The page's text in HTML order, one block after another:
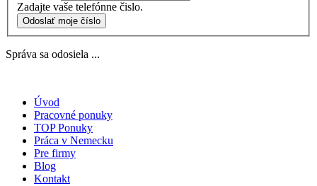
Zadajte vaše telefónne čislo.
Odoslať moje číslo
Správa sa odosiela ...
Úvod
Pracovné ponuky
TOP Ponuky
Práca v Nemecku
Pre firmy
Blog
Kontakt